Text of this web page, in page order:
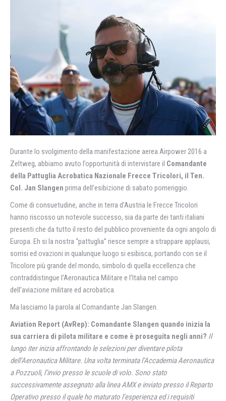
Durante lo svolgimento della manifestazione aerea Airpower 2016 a
Zeltweg, abbiamo avuto l’opportunità di intervistare il Comandante
della Pattuglia Acrobatica Nazionale Frecce Tricolori, il Ten.
Col. Jan Slangen prima dell’esibizione di sabato pomeriggio.
Come di consuetudine, anche in terra d’Austria le Frecce Tricolori
hanno riscosso un notevole successo, sia da parte dei tanti italiani
presenti che da tutto il resto del pubblico proveniente da ogni angolo di
Europa. Eh si la nostra “pattuglia” riesce sempre a strappare applausi,
sorrisi ed ovazioni in qualunque luogo si esibisca, portando con se il
Tricolore più grande del mondo, simbolo di quella eccellenza che
contraddistingue l’Aeronautica Militare e l’Italia nel campo
dell’aviazione militare ed acrobatica.
Ma lasciamo la parola al Comandante Jan Slangen.
Aviation Report (AvRep): Comandante Slangen quando inizia la
sua carriera di pilota militare e come è proseguita negli anni? Il
lungo iter inizia affrontando le selezioni per diventare pilota
dell’Aeronautica Militare. Una volta terminata l’Accademia Aeronautica
a Pozzuoli, l’invio presso le scuole di volo. Sono stato
successivamente assegnato alla linea AMX e inviato presso il Reparto
Operativo presso il quale ho maturato l’esperienza ed i requisiti